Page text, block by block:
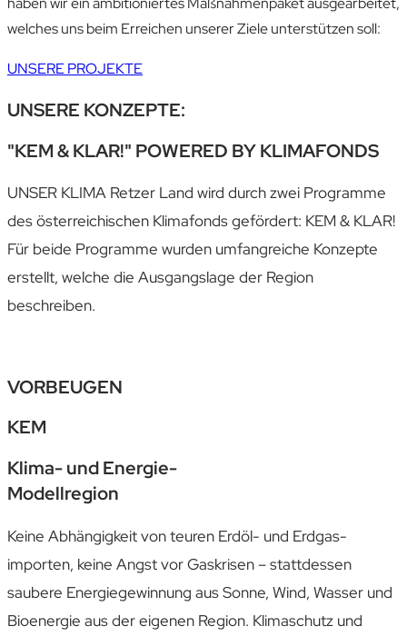
welches uns beim Erreichen unserer Ziele unterstützen soll:
UNSERE PROJEKTE
UNSERE KONZEPTE:
"KEM & KLAR!" POWERED BY KLIMAFONDS
UNSER KLIMA Retzer Land wird durch zwei Programme
des österreichischen Klimafonds gefördert: KEM & KLAR!
Für beide Programme wurden umfangreiche Konzepte
erstellt, welche die Ausgangslage der Region
beschreiben.
VORBEUGEN
KEM
Klima- und Energie-
Modellregion
Keine Ab­hängig­keit von teuren Erdöl- und Erdgas­
importen, keine Angst vor Gas­krisen – stattdessen
saubere Energie­gewinnung aus Sonne, Wind, Wasser und
Bioenergie aus der eigenen Region. Klima­schutz und